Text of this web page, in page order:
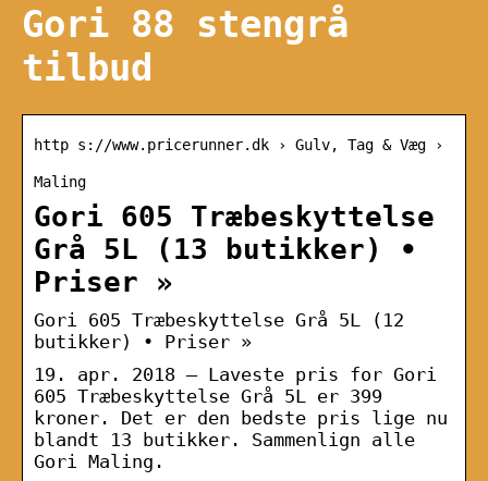
Gori 88 stengrå
tilbud
http s://www.pricerunner.dk › Gulv, Tag & Væg ›
Maling
Gori 605 Træbeskyttelse
Grå 5L (13 butikker) •
Priser »
Gori 605 Træbeskyttelse Grå 5L (12
butikker) • Priser »
19. apr. 2018 — Laveste pris for Gori
605 Træbeskyttelse Grå 5L er 399
kroner. Det er den bedste pris lige nu
blandt 13 butikker. Sammenlign alle
Gori Maling.